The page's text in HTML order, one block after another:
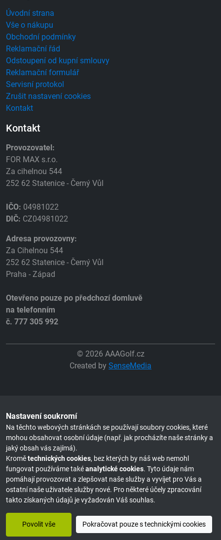
Můžeme Vám poradit?
Úvodní strana
Vše o nákupu
Obchodní podmínky
Reklamační řád
Odstoupení od kupní smlouvy
Reklamační formulář
Servisní protokol
Zrušit nastavení cookies
Kontakt
Kontakt
Provozovatel:
FOR MAX s.r.o.
Za cihelnou 544
252 62 Statenice - Černý Vůl
IČO: 04981022
DIČ: CZ04981022
Adresa provozovny:
Za Cihelnou 544
252 62 Statenice - Černý Vůl
Praha - Západ
Otevřeno pouze po předchozí domluvě
na telefonním
č. 777 305 992
© 2026 AAAGolf.cz
Created by SenseMedia
Nastavení soukromí
Na těchto webových stránkách se používají soubory cookies, které
mohou obsahovat osobní údaje (např. jak procházíte naše stránky a
jaký obsah vás zajímá).
Kromětechnických cookies, bez kterých by náš web nemohl
fungovat používáme takéanalytické cookies. Tyto údaje nám
pomáhají provozovat a zlepšovat naše služby a vyvíjet pro Vás a
ostatní naše uživatele služby nové. Pro některé účely zpracování
takto získaných údajů je vyžadován Váš souhlas.
Povolit vše Pokračovat pouze s technickými cookies